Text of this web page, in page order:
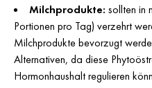
Milchprodukte: sollten in
Portionen pro Tag) verzehrt
Milchprodukte bevorzugt
Alternativen, da diese
Hormonhaushalt regulieren